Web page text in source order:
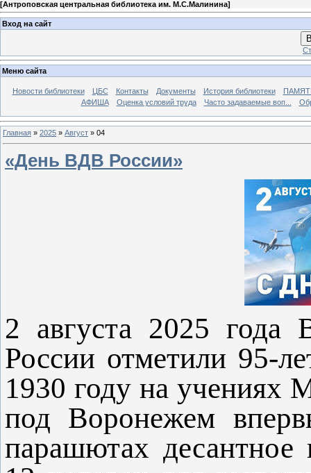
[Антроповская центральная библиотека им. М.С.Малинина]
Вход на сайт
Меню сайта
Новости библиотеки ЦБС Контакты Документы История библиотеки
АФИША
Оценка условий труда Часто задаваемые воп...
Главная » 2025 » Август » 04
«День ВДВ России»
2 августа 2025 года
России отметили 95-
1930 году на учениях
под Воронежем
парашютах десантное